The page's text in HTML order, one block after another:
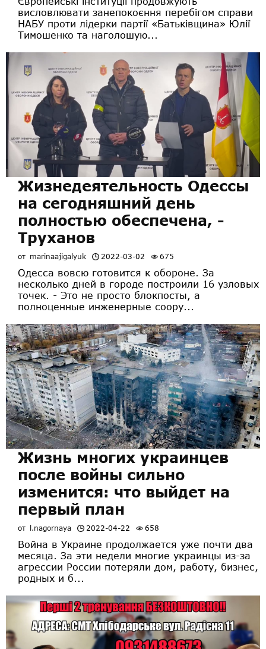
висловлювати занепокоєння перебігом справи
НАБУ проти лідерки партії «Батьківщина» Юлії
Тимошенко та наголошую...
Жизнедеятельность Одессы
на сегодняшний день
полностью обеспечена, -
Труханов
от marinaajigalyuk 2022-03-02 675
Одесса вовсю готовится к обороне. За
несколько дней в городе построили 16 узловых
точек. - Это не просто блокпосты, а
полноценные инженерные соору...
Жизнь многих украинцев
после войны сильно
изменится: что выйдет на
первый план
от l.nagornaya 2022-04-22 658
Война в Украине продолжается уже почти два
месяца. За эти недели многие украинцы из-за
агрессии России потеряли дом, работу, бизнес,
родных и б...